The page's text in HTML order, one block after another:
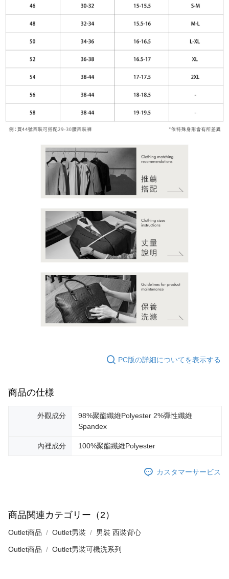
PC版の詳細についてを表示する
商品の仕様
外觀成分
98%聚酯纖維Polyester 2%彈性纖維
Spandex
內裡成分 100%聚酯纖維Polyester
カスタマーサービス
商品関連カテゴリー（2）
Outlet商品 Outlet男裝 男裝 西裝背心
Outlet商品 Outlet男裝可機洗系列